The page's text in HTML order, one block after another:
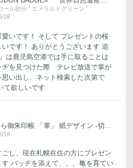
ール部分 ” エメラルドグリーン ”
18
いです！ そして プレゼントの桜
です！ ありがとうございます 追
は鹿児島空港では手に取ることは
ヂを見つけた際 テレビ放送で掌が
い出し、ネット検索した次第で
て欲しいです
18
し、現在札幌在住の方にプレゼン
す バッヂを添えて、、、亀を育てい